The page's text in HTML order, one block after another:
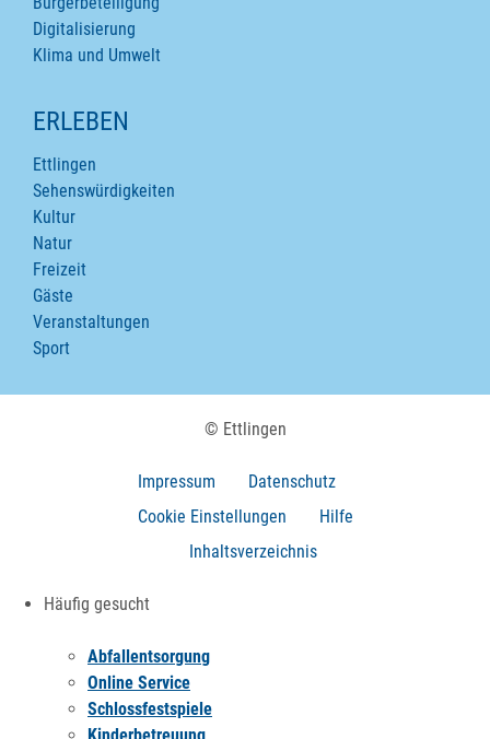
Digitalisierung
Klima und Umwelt
ERLEBEN
Ettlingen
Sehenswürdigkeiten
Kultur
Natur
Freizeit
Gäste
Veranstaltungen
Sport
© Ettlingen
Impressum
Datenschutz
Cookie Einstellungen
Hilfe
Inhaltsverzeichnis
Häufig gesucht
Abfallentsorgung
Online Service
Schlossfestspiele